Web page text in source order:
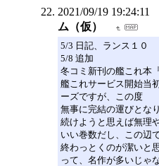
2021/09/19 19:24:11
ム（仮）
5/3 日記、ランス１０
5/8 追加
冬コミ新刊の艦これ本
艦これサービス開始当
ーズですが、この度
無事に完結の運びとな
続けようと思えば無理
いい巻数だし、この辺
終わっとくのが潔いと
って、名作が多いじゃな